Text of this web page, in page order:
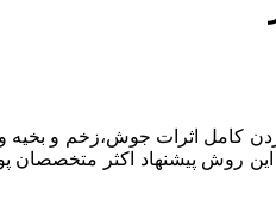
کامل اثرات جوش،زخم و
روش پیشنهاد اکثر متخصصان